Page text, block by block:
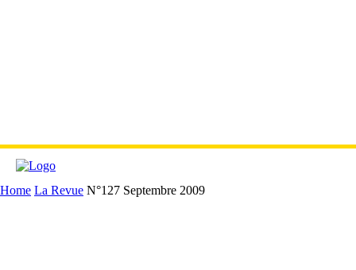
Home La Revue N°127 Septembre 2009